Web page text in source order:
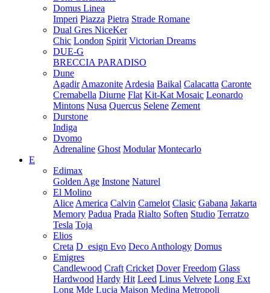
Domus Linea
Imperi Piazza Pietra Strade Romane
Dual Gres NiceKer
Chic London Spirit Victorian Dreams
DUE-G
BRECCIA PARADISO
Dune
Agadir Amazonite Ardesia Baikal Calacatta Caronte
Cremabella Diurne Flat Kit-Kat Mosaic Leonardo
Mintons Nusa Quercus Selene Zement
Durstone
Indiga
Dvomo
Adrenaline Ghost Modular Montecarlo
E
Edimax
Golden Age Instone Naturel
El Molino
Alice America Calvin Camelot Clasic Gabana Jakarta
Memory Padua Prada Rialto Soften Studio Terratzo
Tesla Toja
Elios
Creta D_esign Evo Deco Anthology Domus
Emigres
Candlewood Craft Cricket Dover Freedom Glass
Hardwood Hardy Hit Leed Linus Velvete Long Ext
Long Mde Lucia Maison Medina Metropoli